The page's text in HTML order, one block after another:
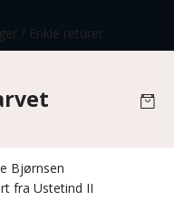
/ Enkle returer
Bjørnsen
fra Ustetind II